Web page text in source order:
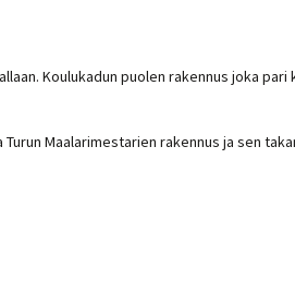
Koulukadun puolen rakennus joka
Maalarimestarien rakennus ja sen